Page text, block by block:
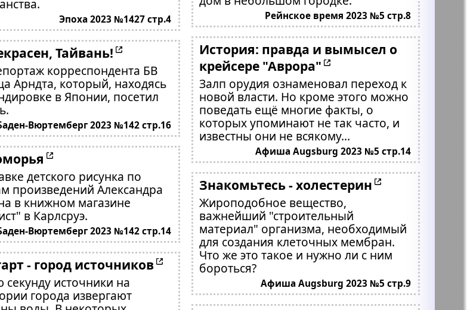
Эпоха 2023 №1427 стр.4
Тайвань!
корреспондента БВ
Арндта, который, находясь
в Японии, посетил
Вюртемберг 2023 №142 стр.16
детского рисунка по
произведений Александра
в книжном магазине
в Карлсруэ.
Вюртемберг 2023 №142 стр.14
- город источников
источники на
города извергают
Рейнское время 2023 №5 стр.8
История: правда и вымысел о
крейсере "Аврора"
Залп орудия ознаменовал переход к
новой власти. Но кроме этого можно
поведать ещё многие факты, о
которых упоминают не так часто, и
известны они не всякому...
Афиша Augsburg 2023 №5 стр.14
Знакомьтесь - холестерин
Жироподобное вещество,
важнейший "строительный
материал" организма, необходимый
для создания клеточных мембран.
Что же это такое и нужно ли с ним
бороться?
Афиша Augsburg 2023 №5 стр.9